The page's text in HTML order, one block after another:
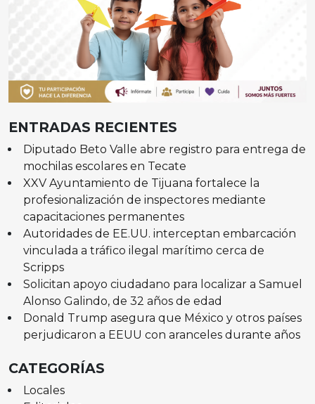
ENTRADAS RECIENTES
Diputado Beto Valle abre registro para entrega de
mochilas escolares en Tecate
XXV Ayuntamiento de Tijuana fortalece la
profesionalización de inspectores mediante
capacitaciones permanentes
Autoridades de EE.UU. interceptan embarcación
vinculada a tráfico ilegal marítimo cerca de
Scripps
Solicitan apoyo ciudadano para localizar a Samuel
Alonso Galindo, de 32 años de edad
Donald Trump asegura que México y otros países
perjudicaron a EEUU con aranceles durante años
CATEGORÍAS
Locales